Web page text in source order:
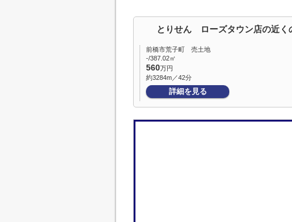
とりせん ローズタウン店の近く
前橋市荒子町 売土地
-/387.02㎡
560万円
約3284m／42分
詳細を見る